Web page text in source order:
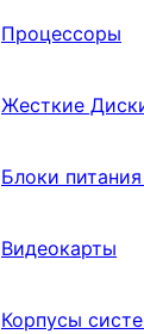
Процессоры
Жесткие
Блоки
Видеокарты
Корпусы